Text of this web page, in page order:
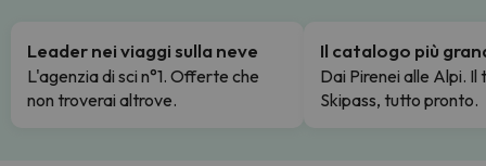
Leader nei viaggi sulla neve
L'agenzia di sci n°1. Offerte che
non troverai altrove.
Il catalogo più
Dai Pirenei alle Alpi. Il
Skipass, tutto pronto.